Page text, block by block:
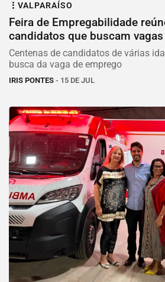
VALPARAÍSO
Feira de Empregabilidade
candidatos que buscam
Centenas de candidatos de várias
busca da vaga de emprego
IRIS PONTES - 15 DE JUL